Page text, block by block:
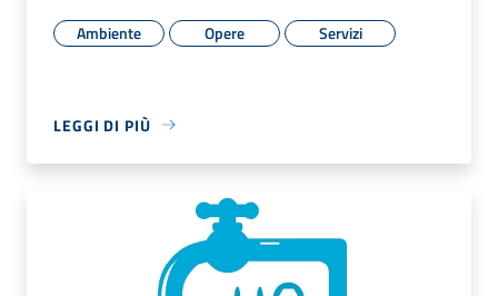
Ambiente Opere Servizi
LEGGI DI PIÙ